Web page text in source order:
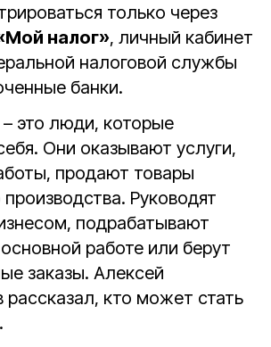
только через
налог», личный кабинет
налоговой службы
банки.
это люди, которые
Они оказывают услуги,
продают товары
Руководят
подрабатывают
работе или берут
заказы. Алексей
рассказал, кто может стать